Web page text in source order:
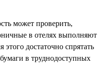
может проверить,
в отелях выполняют
этого достаточно спрятать
в труднодоступных